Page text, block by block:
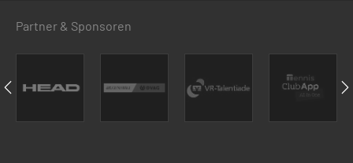
Partner & Sponsoren